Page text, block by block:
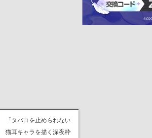
「タバコを止められない
猫耳キャラを描く深夜枠